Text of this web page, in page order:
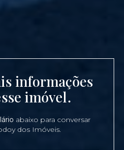
informações
imóvel.
abaixo para conversar
dos Imóveis.